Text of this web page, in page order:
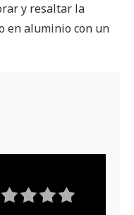
y resaltar la
en aluminio con un